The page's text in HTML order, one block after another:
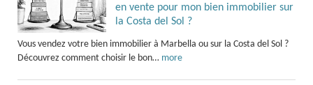
en vente pour mon bien immobilier sur
la Costa del Sol ?
Vous vendez votre bien immobilier à Marbella ou sur la Costa del Sol ?
Découvrez comment choisir le bon… more